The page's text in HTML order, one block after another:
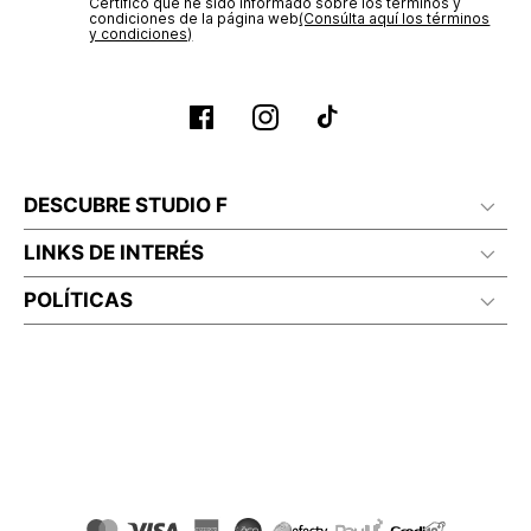
condiciones de la página web‎(Consúlta aquí los términos
y condiciones)
DESCUBRE STUDIO F
LINKS DE INTERÉS
POLÍTICAS